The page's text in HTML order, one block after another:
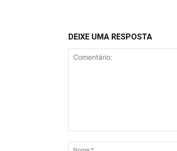
DEIXE UMA RESPOSTA